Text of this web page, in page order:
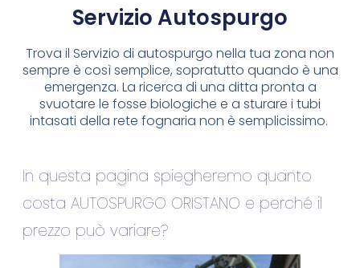
Servizio Autospurgo
Trova il Servizio di autospurgo nella tua zona non
sempre è così semplice, sopratutto quando è una
emergenza. La ricerca di una ditta pronta a
svuotare le fosse biologiche e a sturare i tubi
intasati della rete fognaria non è semplicissimo.
In questa pagina spiegheremo quanto
costa AUTOSPURGO ORISTANO e perché il
prezzo può variare?